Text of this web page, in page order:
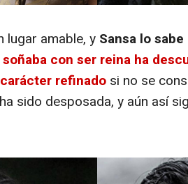
lugar amable, y Sansa lo
soñaba con ser reina ha
refinado si no se
sido desposada, y aún así